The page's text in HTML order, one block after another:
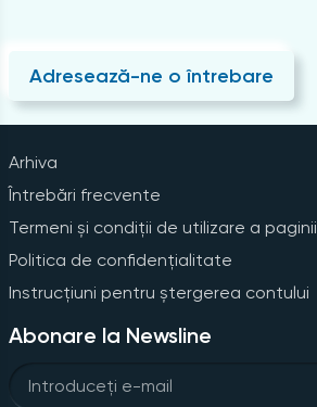
Adresează-ne o întrebare
Arhiva
Întrebări frecvente
Termeni și condiții de utilizare a paginii
Politica de confidențialitate
Instrucțiuni pentru ștergerea contului
Abonare la Newsline